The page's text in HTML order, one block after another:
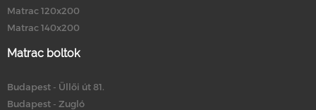
Matrac 120x200
Matrac 140x200
Matrac boltok
Budapest - Üllői út 81.
Budapest - Zugló